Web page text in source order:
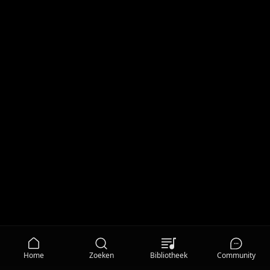
Home Zoeken Bibliotheek Community